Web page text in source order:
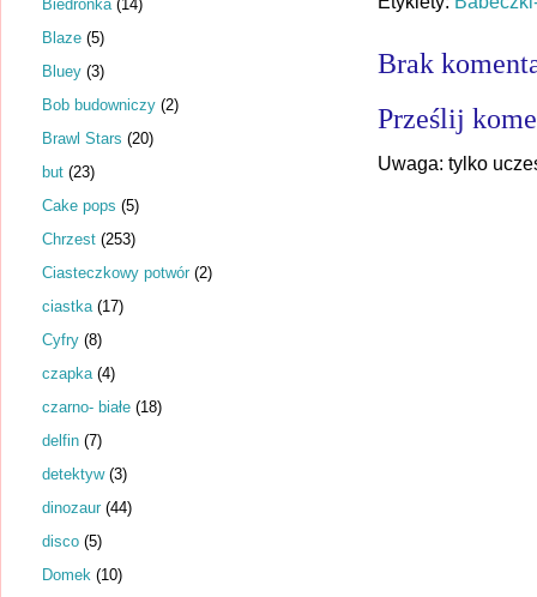
Brak
Prześlij
Uwaga: tylko
Biedronka (14)
Blaze (5)
Bluey (3)
Bob budowniczy (2)
Brawl Stars (20)
but (23)
Cake pops (5)
Chrzest (253)
Ciasteczkowy potwór (2)
ciastka (17)
Cyfry (8)
czapka (4)
czarno- białe (18)
delfin (7)
detektyw (3)
dinozaur (44)
disco (5)
Domek (10)